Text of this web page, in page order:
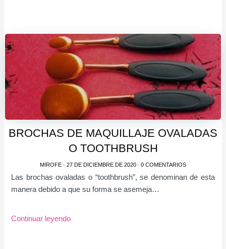
BROCHAS DE MAQUILLAJE OVALADAS
O TOOTHBRUSH
MIROFE · 27 DE DICIEMBRE DE 2020 · 0 COMENTARIOS
Las brochas ovaladas o “toothbrush”, se denominan de esta
manera debido a que su forma se asemeja…
Continuar leyendo